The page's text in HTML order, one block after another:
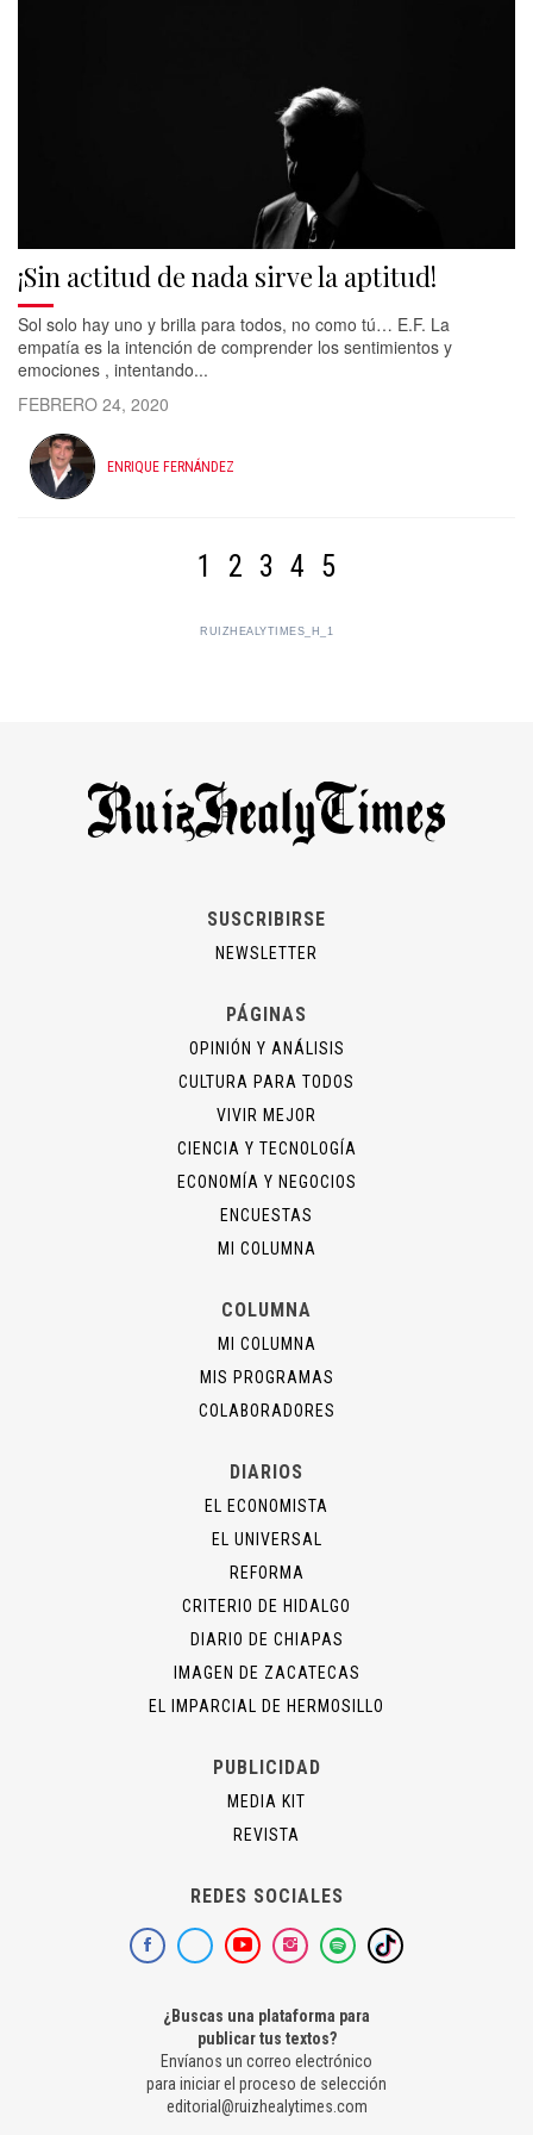
¡Sin actitud de nada sirve la aptitud!
Sol solo hay uno y brilla para todos, no como tú… E.F. La
empatía es la intención de comprender los sentimientos y
emociones , intentando...
FEBRERO 24, 2020
ENRIQUE FERNÁNDEZ
1 2 3 4 5
RUIZHEALYTIMES_H_1
SUSCRIBIRSE
NEWSLETTER
PÁGINAS
OPINIÓN Y ANÁLISIS
CULTURA PARA TODOS
VIVIR MEJOR
CIENCIA Y TECNOLOGÍA
ECONOMÍA Y NEGOCIOS
ENCUESTAS
MI COLUMNA
COLUMNA
MI COLUMNA
MIS PROGRAMAS
COLABORADORES
DIARIOS
EL ECONOMISTA
EL UNIVERSAL
REFORMA
CRITERIO DE HIDALGO
DIARIO DE CHIAPAS
IMAGEN DE ZACATECAS
EL IMPARCIAL DE HERMOSILLO
PUBLICIDAD
MEDIA KIT
REVISTA
REDES SOCIALES
¿Buscas una plataforma para
publicar tus textos?
Envíanos un correo electrónico
para iniciar el proceso de selección
editorial@ruizhealytimes.com